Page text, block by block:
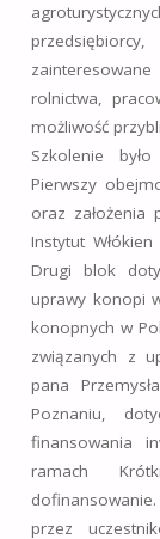
rolnictwa,
możliwość
Szkolenie
Pierwszy
oraz założenia
Instytut
Drugi blok
uprawy konopi
konopnych w
związanych z
pana
Poznaniu,
finansowania
ramach
przez